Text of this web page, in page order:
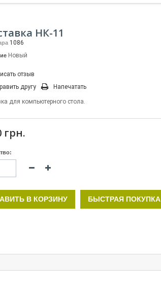
НК-11
1086
Новый
отзыв
другу
Напечатать
для компьютерного стола.
грн.
В КОРЗИНУ БЫСТРАЯ ПОКУПКА